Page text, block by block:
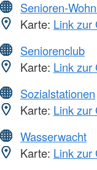
Senioren-
Karte: Link zur
Seniorenclub
Karte: Link zur
Sozialstationen
Karte: Link zur
Wasserwacht
Karte: Link zur